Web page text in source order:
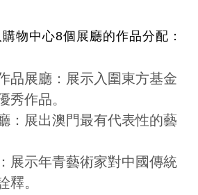
物中心8個展廳的作品分配：
品展廳：展示入圍東方基金
秀作品。
：展出澳門最有代表性的藝
展示年青藝術家對中國傳統
釋。